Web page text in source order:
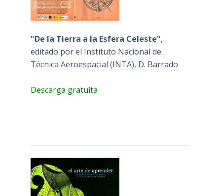
"De la Tierra a la Esfera Celeste",
editado por el Instituto Nacional de
Técnica Aeroespacial (INTA), D. Barrado
Descarga gratuita